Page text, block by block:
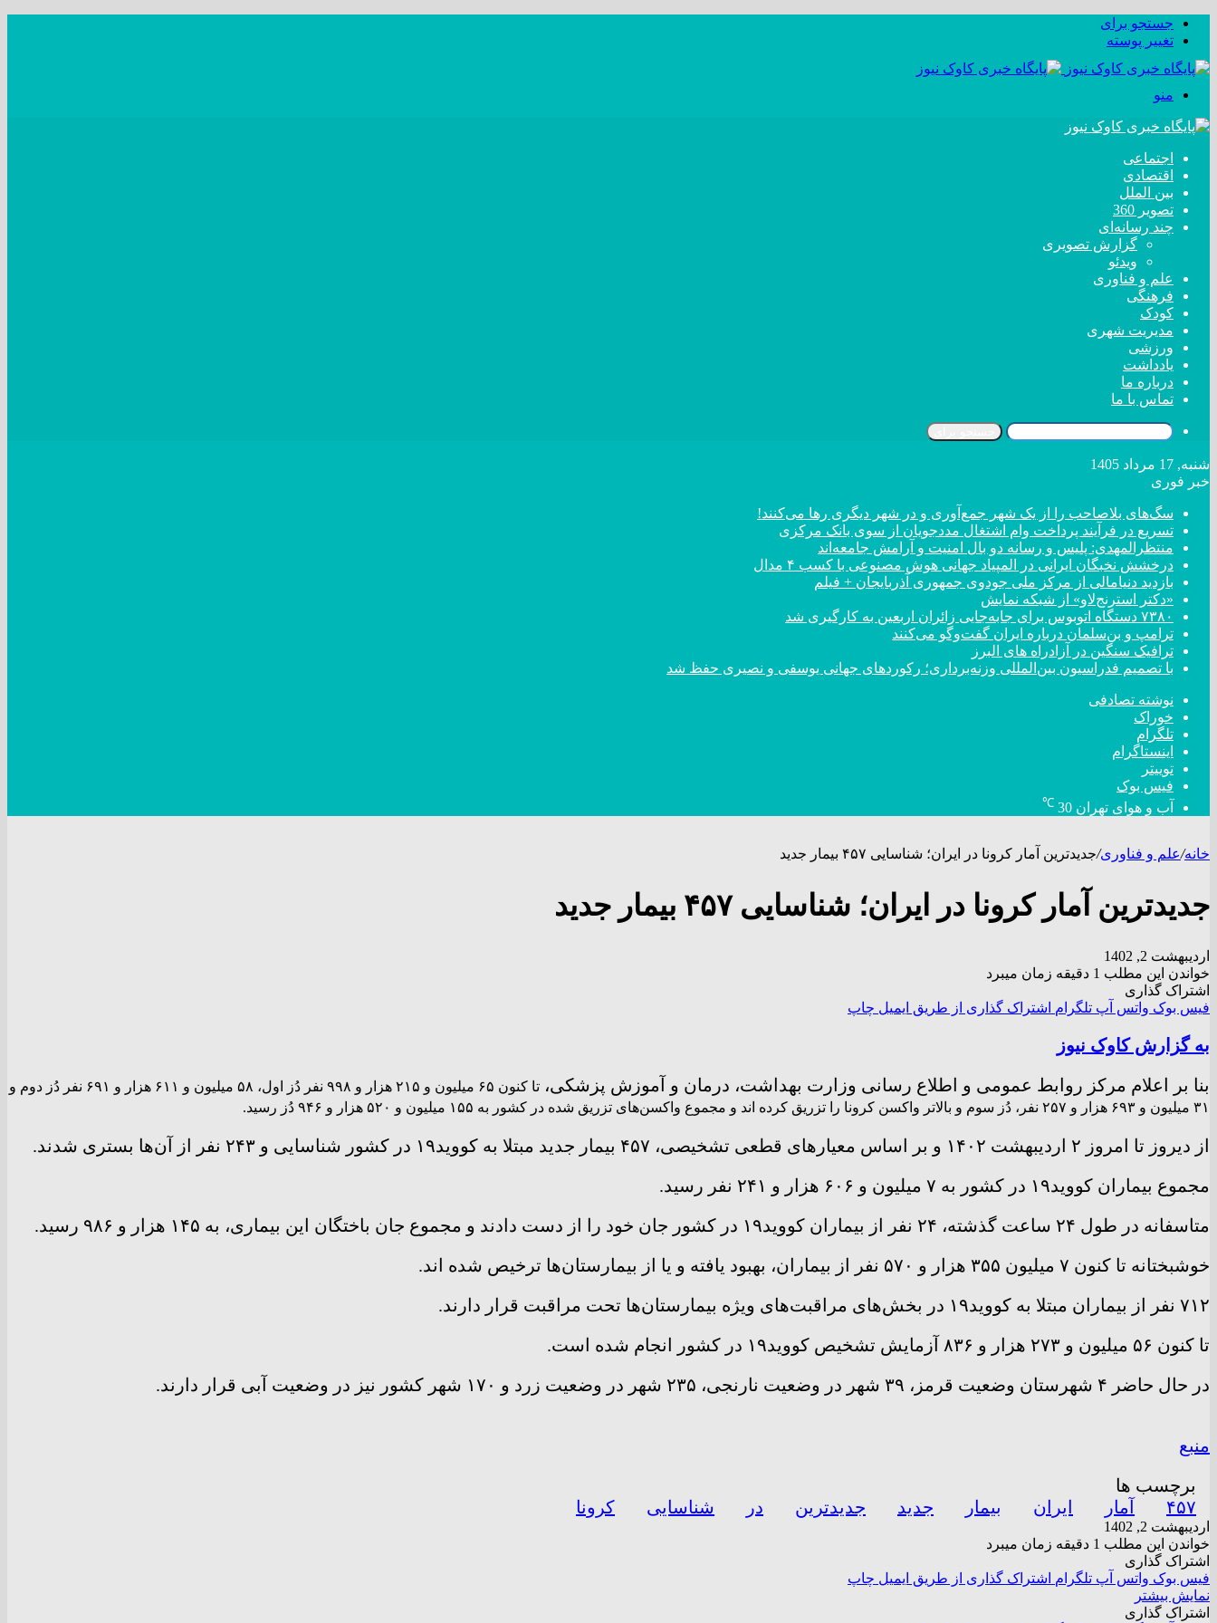
جستجو برای
تغییر پوسته
منو
اجتماعی
اقتصادی
بین الملل
تصویر 360
چند رسانه‌ای
گزارش تصویری
ویدئو
علم و فناوری
فرهنگی
کودک
مدیریت شهری
ورزشی
یادداشت
درباره ما
تماس با ما
شنبه, 17 مرداد 1405
خبر فوری
سگ‌های بلاصاحب را از یک شهر جمع‌آوری و در شهر دیگری رها می‌کنند!
تسریع در فرآیند پرداخت وام اشتغال مددجویان از سوی بانک مرکزی
منتظرالمهدی: پلیس و رسانه دو بال امنیت و آرامش جامعه‌اند
درخشش نخبگان ایرانی در المپیاد جهانی هوش مصنوعی با کسب ۴ مدال
بازدید دنیامالی از مرکز ملی جودوی جمهوری آذربایجان + فیلم
«دکتر استرنج‌لاو» از شبکه نمایش
۷۳۸۰ دستگاه اتوبوس برای جابه‌جایی زائران اربعین به کارگیری شد
ترامپ و بن‌سلمان درباره ایران گفت‌و‌گو می‌کنند
ترافیک سنگین در آزادراه های البرز
با تصمیم فدراسیون بین‌المللی وزنه‌برداری؛ رکورد‌های جهانی یوسفی و نصیری حفظ شد
نوشته تصادفی
خوراک
تلگرام
اینستاگرام
توییتر
فیس بوک
آب و هوای تهران 30
℃
خانه/علم و فناوری/جدیدترین آمار کرونا در ایران؛ شناسایی ۴۵۷ بیمار جدید
جدیدترین آمار کرونا در ایران؛ شناسایی ۴۵۷ بیمار جدید
اردیبهشت 2, 1402
خواندن این مطلب 1 دقیقه زمان میبرد
اشتراک گذاری
فیس بوک واتس آپ تلگرام اشتراک گذاری از طریق ایمیل چاپ
به گزارش کاوک نیوز
بنا بر اعلام مرکز روابط عمومی و اطلاع رسانی وزارت بهداشت، درمان و آموزش پزشکی،
تا کنون ۶۵ میلیون و ۲۱۵ هزار و ۹۹۸ نفر دُز اول، ۵۸ میلیون و ۶۱۱ هزار و ۶۹۱ نفر دُز دوم و
۳۱ میلیون و ۶۹۳ هزار و ۲۵۷ نفر، دُز سوم و بالاتر واکسن کرونا را تزریق کرده اند و مجموع واکسن‌های تزریق شده در کشور به ۱۵۵ میلیون و ۵۲۰ هزار و ۹۴۶ دُز رسید.
از دیروز تا امروز ۲ اردیبهشت ۱۴۰۲ و بر اساس معیار‌های قطعی تشخیصی، ۴۵۷ بیمار جدید مبتلا به کووید۱۹ در کشور شناسایی و ۲۴۳ نفر از آن‌ها بستری شدند.
مجموع بیماران کووید۱۹ در کشور به ۷ میلیون و ۶۰۶ هزار و ۲۴۱ نفر رسید.
متاسفانه در طول ۲۴ ساعت گذشته، ۲۴ نفر از بیماران کووید۱۹ در کشور جان خود را از دست دادند و مجموع جان باختگان این بیماری، به ۱۴۵ هزار و ۹۸۶ رسید.
خوشبختانه تا کنون ۷ میلیون ۳۵۵ هزار و ۵۷۰ نفر از بیماران، بهبود یافته و یا از بیمارستان‌ها ترخیص شده اند.
۷۱۲ نفر از بیماران مبتلا به کووید۱۹ در بخش‌های مراقبت‌های ویژه بیمارستان‌ها تحت مراقبت قرار دارند.
تا کنون ۵۶ میلیون و ۲۷۳ هزار و ۸۳۶ آزمایش تشخیص کووید۱۹ در کشور انجام شده است.
در حال حاضر ۴ شهرستان وضعیت قرمز، ۳۹ شهر در وضعیت نارنجی، ۲۳۵ شهر در وضعیت زرد و ۱۷۰ شهر کشور نیز در وضعیت آبی قرار دارند.
منبع
برچسب ها
۴۵۷
آمار ایران بیمار جدید جدیدترین در شناسایی کرونا
اردیبهشت 2, 1402
خواندن این مطلب 1 دقیقه زمان میبرد
اشتراک گذاری
فیس بوک واتس آپ تلگرام اشتراک گذاری از طریق ایمیل چاپ
نمایش بیشتر
اشتراک گذاری